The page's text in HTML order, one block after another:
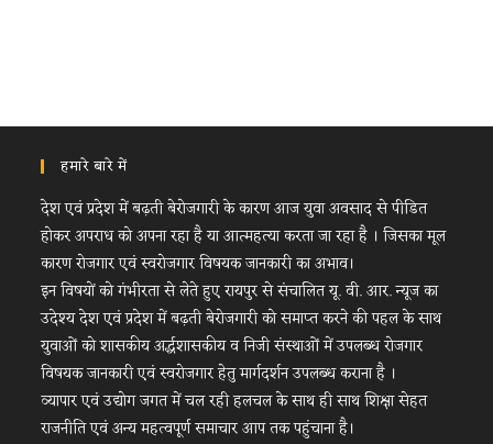
हमारे बारे में
देश एवं प्रदेश में बढ़ती बेरोजगारी के कारण आज युवा अवसाद से पीडित
होकर अपराध को अपना रहा है या आत्महत्या करता जा रहा है । जिसका मूल
कारण रोजगार एवं स्वरोजगार विषयक जानकारी का अभाव।
इन विषयों को गंभीरता से लेते हुए रायपुर से संचालित यू. वी. आर. न्यूज का
उदेश्य देश एवं प्रदेश में बढ़ती बेरोजगारी को समाप्त करने की पहल के साथ
युवाओं को शासकीय अर्द्धशासकीय व निजी संस्थाओं में उपलब्ध रोजगार
विषयक जानकारी एवं स्वरोजगार हेतु मार्गदर्शन उपलब्ध कराना है ।
व्यापार एवं उद्योग जगत में चल रही हलचल के साथ ही साथ शिक्षा सेहत
राजनीति एवं अन्य महत्वपूर्ण समाचार आप तक पहुंचाना है।